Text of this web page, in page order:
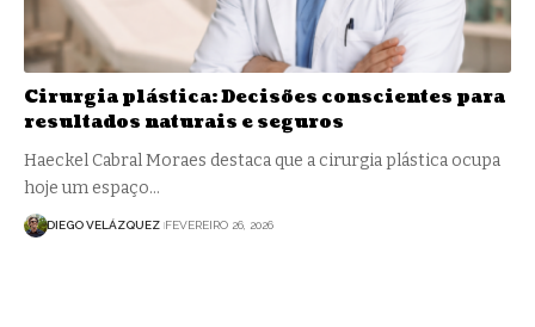
Cirurgia plástica: Decisões conscientes para
resultados naturais e seguros
Haeckel Cabral Moraes destaca que a cirurgia plástica ocupa
hoje um espaço…
DIEGO VELÁZQUEZ FEVEREIRO 26, 2026